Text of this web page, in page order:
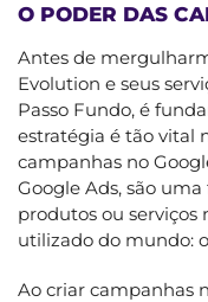
O PODER DAS
Antes de
Evolution e seus
Passo Fundo, é
estratégia é tão vital
campanhas no
Google Ads, são
produtos ou serviços
utilizado do mundo:
Ao criar campanhas